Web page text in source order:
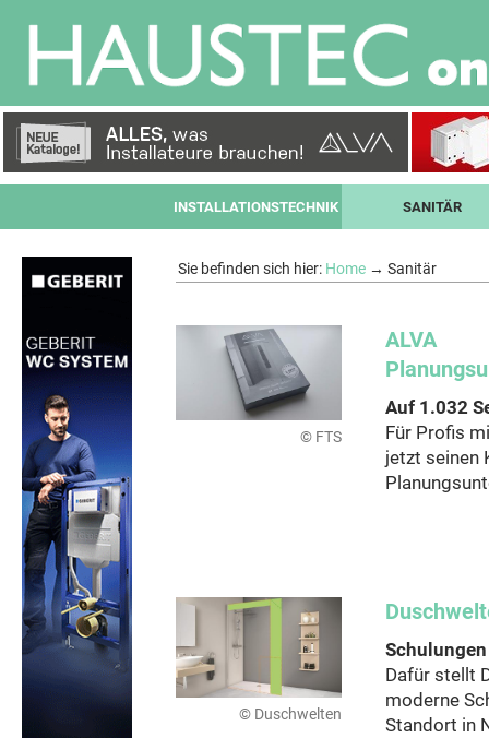
INSTALLATIONSTECHNIK SANITÄR
Sie befinden sich hier: Home→ Sanitär
© FTS
ALVA
Auf 1.032
Für Profis
jetzt seinen
© Duschwelten
Dafür stellt
moderne
Standort in